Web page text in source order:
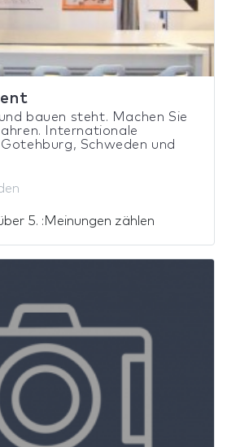
bauen steht. Machen Sie
Internationale
Schweden und
5. :Meinungen zählen